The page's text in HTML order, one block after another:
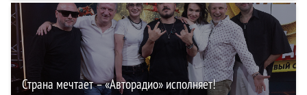
Страна мечтает – «Авторадио» исполняет!